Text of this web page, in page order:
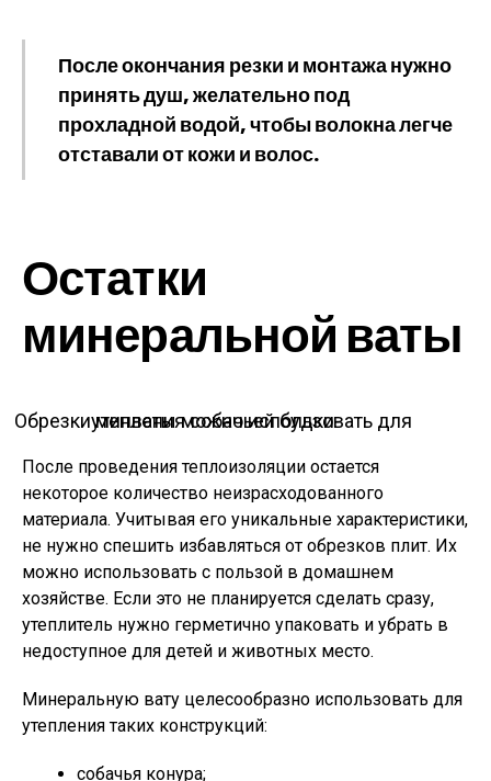
После окончания резки и монтажа нужно
принять душ, желательно под
прохладной водой, чтобы волокна легче
отставали от кожи и волос.
Остатки
минеральной ваты
Обрезки минваты можно использовать для утепления собачьей будки
После проведения теплоизоляции остается
некоторое количество неизрасходованного
материала. Учитывая его уникальные характеристики,
не нужно спешить избавляться от обрезков плит. Их
можно использовать с пользой в домашнем
хозяйстве. Если это не планируется сделать сразу,
утеплитель нужно герметично упаковать и убрать в
недоступное для детей и животных место.
Минеральную вату целесообразно использовать для
утепления таких конструкций:
собачья конура;